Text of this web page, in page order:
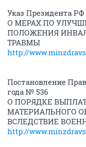
Указ Президента РФ
О МЕРАХ ПО
ПОЛОЖЕНИЯ
ТРАВМЫ
http://
Постановление
года № 536
О ПОРЯДКЕ
МАТЕРИАЛЬНОГО
ВСЛЕДСТВИЕ
http://